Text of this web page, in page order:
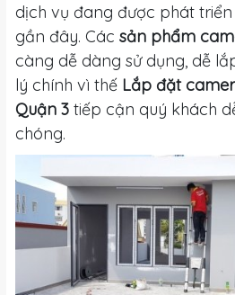
dịch vụ đang được phát
gần đây. Các sản phẩm
càng dễ dàng sử dụng, dễ
lý chính vì thế Lắp đặt
Quận 3 tiếp cận quý khách
chóng.